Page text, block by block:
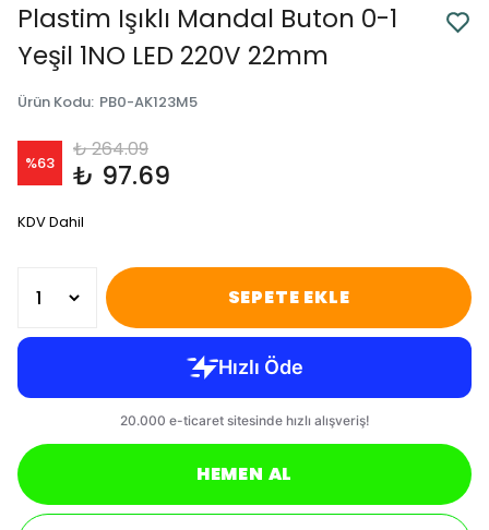
Plastim Işıklı Mandal Buton 0-1
Yeşil 1NO LED 220V 22mm
Ürün Kodu: PB0-AK123M5
%63
₺ 264.09
₺ 97.69
KDV Dahil
SEPETE EKLE
HEMEN AL